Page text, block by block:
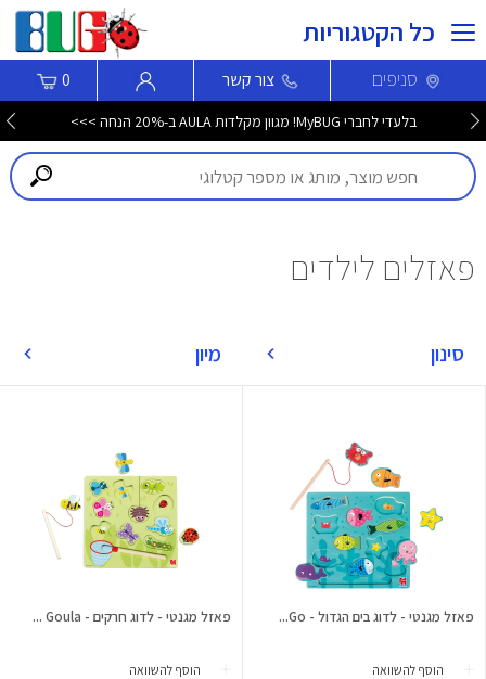
כל הקטגוריות
סניפים צור קשר 0
בלעדי לחברי MyBUG! מגוון מקלדות AULA ב-20% הנחה >>>
פאזלים לילדים
סינון מיון
פאזל מגנטי - לדוג בים הגדול - Go...
הוסף להשוואה
פאזל מגנטי - לדוג חרקים - Goula ...
הוסף להשוואה